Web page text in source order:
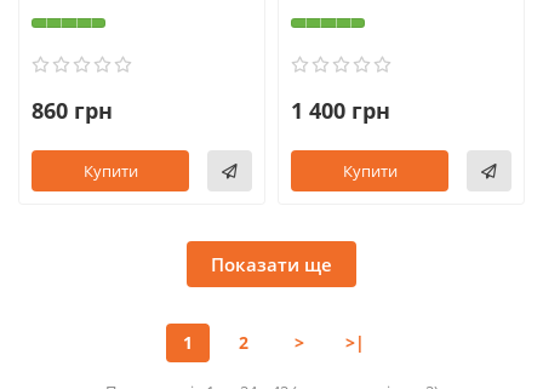
860 грн
Купити
1 400 грн
Купити
Показати ще
1 2 > >|